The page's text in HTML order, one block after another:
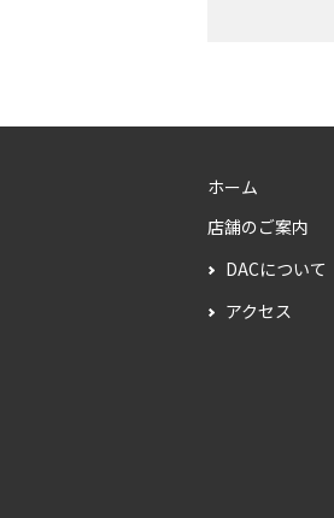
ホーム
店舗のご案内
DACについて
アクセス